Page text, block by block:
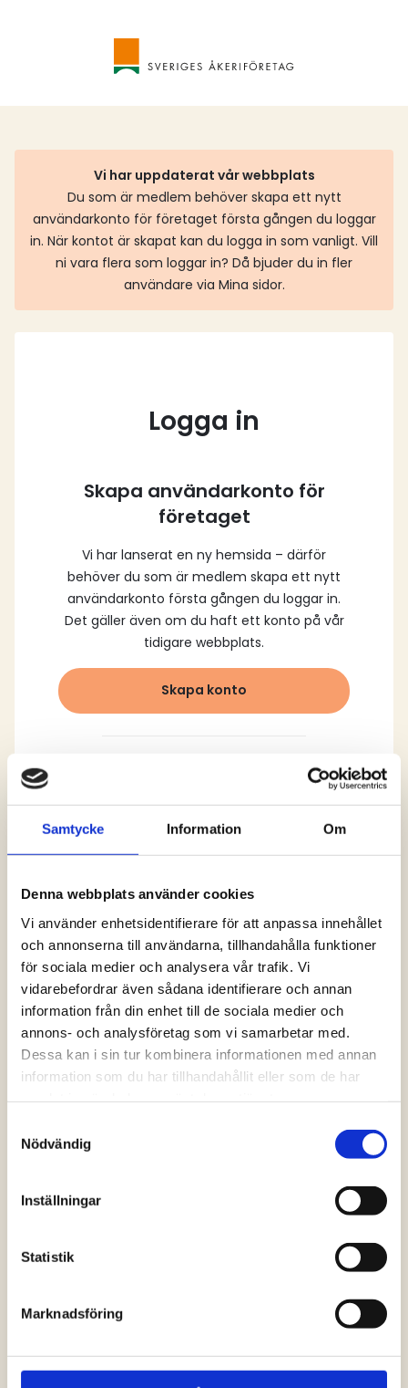
Samtycke Information Om
Denna webbplats använder cookies
Vi använder enhetsidentifierare för att anpassa innehållet
och annonserna till användarna, tillhandahålla funktioner
för sociala medier och analysera vår trafik. Vi
vidarebefordrar även sådana identifierare och annan
information från din enhet till de sociala medier och
annons- och analysföretag som vi samarbetar med.
Dessa kan i sin tur kombinera informationen med annan
information som du har tillhandahållit eller som de har
Nödvändig
Inställningar
Statistik
Marknadsföring
Vi har uppdaterat vår webbplats
Du som är medlem behöver skapa ett nytt
användarkonto för företaget första gången du loggar
in. När kontot är skapat kan du logga in som vanligt. Vill
ni vara flera som loggar in? Då bjuder du in fler
användare via Mina sidor.
Logga in
Skapa användarkonto för
företaget
Vi har lanserat en ny hemsida – därför
behöver du som är medlem skapa ett nytt
användarkonto första gången du loggar in.
Det gäller även om du haft ett konto på vår
tidigare webbplats.
Skapa konto
Logga in och ta del av allt som vår hemsida
har att erbjuda. Saknar du dina uppgifter?
lösenord” alternativt kontakta oss så hjälper
vi dig!
Logga in
Vanliga frågor och
hemsidan?